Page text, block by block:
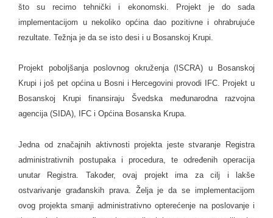
što su recimo tehnički i ekonomski. Projekt je do sada
implementacijom u nekoliko općina dao pozitivne i ohrabrujuće
rezultate. Težnja je da se isto desi i u Bosanskoj Krupi.
Projekt poboljšanja poslovnog okruženja (ISCRA) u Bosanskoj
Krupi i još pet općina u Bosni i Hercegovini provodi IFC. Projekt u
Bosanskoj Krupi finansiraju Švedska međunarodna razvojna
agencija (SIDA), IFC i Općina Bosanska Krupa.
Jedna od značajnih aktivnosti projekta jeste stvaranje Registra
administrativnih postupaka i procedura, te određenih operacija
unutar Registra. Također, ovaj projekt ima za cilj i lakše
ostvarivanje građanskih prava. Želja je da se implementacijom
ovog projekta smanji administrativno opterećenje na poslovanje i